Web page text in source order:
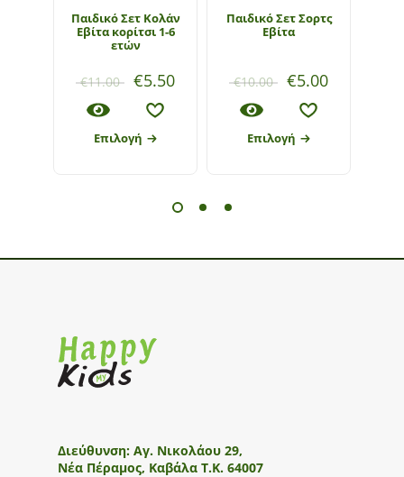
Παιδικό Σετ Κολάν
Εβίτα κορίτσι 1-6
ετών
€11.00 €5.50
Επιλογή
Παιδικό Σετ Σορτς
Εβίτα
€10.00 €5.00
Επιλογή
Διεύθυνση: Αγ. Νικολάου 29,
Νέα Πέραμος, Καβάλα Τ.Κ. 64007